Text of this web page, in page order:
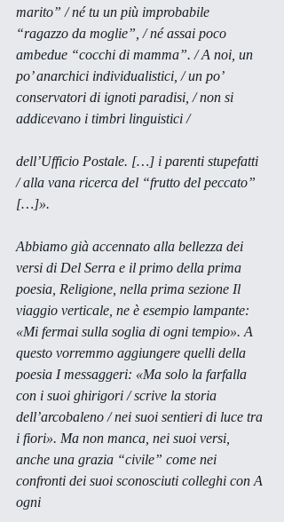
marito” / né tu un più improbabile
“ragazzo da moglie”, / né assai poco
ambedue “cocchi di mamma”. / A noi, un
po’ anarchici individualistici, / un po’
conservatori di ignoti paradisi, / non si
addicevano i timbri linguistici /
dell’Ufficio Postale. […] i parenti stupefatti
/ alla vana ricerca del “frutto del peccato”
[…]».
Abbiamo già accennato alla bellezza dei
versi di Del Serra e il primo della prima
poesia, Religione, nella prima sezione Il
viaggio verticale, ne è esempio lampante:
«Mi fermai sulla soglia di ogni tempio». A
questo vorremmo aggiungere quelli della
poesia I messaggeri: «Ma solo la farfalla
con i suoi ghirigori / scrive la storia
dell’arcobaleno / nei suoi sentieri di luce tra
i fiori». Ma non manca, nei suoi versi,
anche una grazia “civile” come nei
confronti dei suoi sconosciuti colleghi con A
ogni